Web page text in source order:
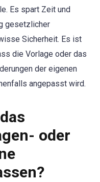
Es spart Zeit und
gesetzlicher
Sicherheit. Es ist
die Vorlage oder das
der eigenen
angepasst wird.
oder